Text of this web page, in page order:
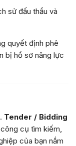
sử đấu thầu và
quyết định phê
bị hồ sơ năng lực
Tender / Bidding
cụ tìm kiếm,
của bạn nắm